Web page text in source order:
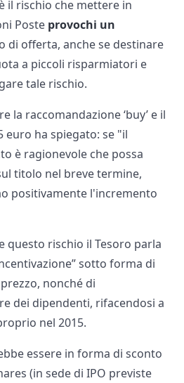
il rischio che mettere in
Poste provochi un
di offerta, anche se destinare
a piccoli risparmiatori e
tale rischio.
la raccomandazione ‘buy’ e il
euro ha spiegato: se "il
è ragionevole che possa
titolo nel breve termine,
positivamente l'incremento
questo rischio il Tesoro parla
sotto forma di
nonché di
dei dipendenti, rifacendosi a
nel 2015.
essere in forma di sconto
(in sede di IPO previste